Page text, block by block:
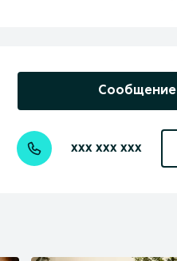
Сообщение
xxx xxx xxx